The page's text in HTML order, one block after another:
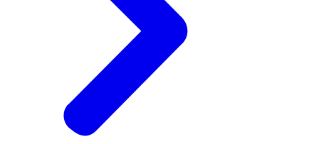
Iedereen gebruikt veel apparaten die alleen maar
werken op stroom. Zoals een koelkast. Stroom kan
voor lange tijd uitvallen. Bijvoorbeeld door een
cyberaanval of andere dreiging, overbelasting van
het netwerk en zelfs door extreem weer. Daarom is
het goed om vooruit te denken en
voorbereidingen te treffen bij langdurig uitval van